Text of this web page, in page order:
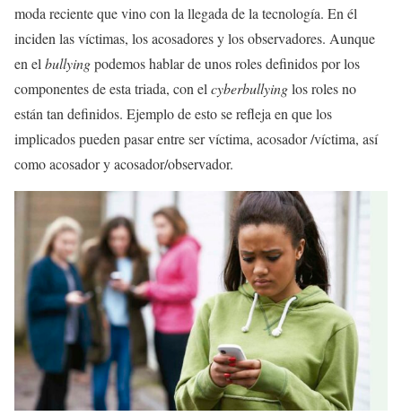
moda reciente que vino con la llegada de la tecnología. En él
inciden las víctimas, los acosadores y los observadores. Aunque
en elbullyingpodemos hablar de unos roles definidos por los
componentes de esta triada, con elcyberbullyinglos roles no
están tan definidos. Ejemplo de esto se refleja en que los
implicados pueden pasar entre ser víctima, acosador /víctima, así
como acosador y acosador/observador.